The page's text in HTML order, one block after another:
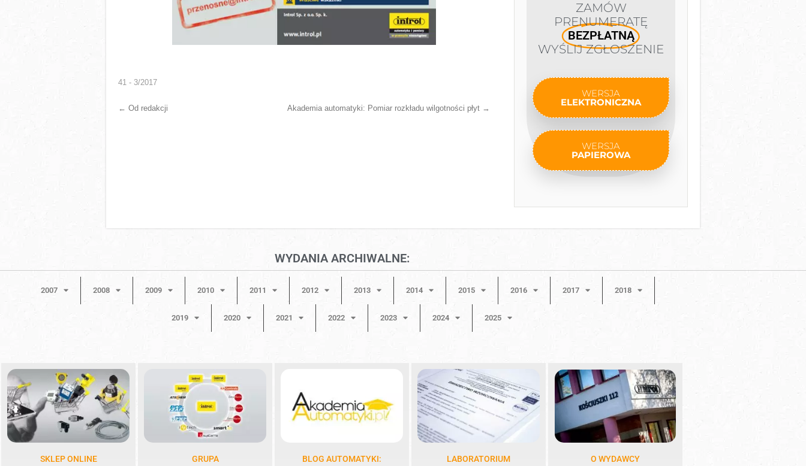
41 - 3/2017
← Od redakcji Akademia automatyki: Pomiar rozkładu wilgotności płyt →
ZAMÓW
PRENUMERATĘ
BEZPŁATNĄ
WYŚLIJ ZGŁOSZENIE
WERSJA
ELEKTRONICZNA
WERSJA
PAPIEROWA
WYDANIA ARCHIWALNE:
2007 2008 2009 2010 2011 2012 2013 2014 2015 2016 2017 2018
2019 2020 2021 2022 2023 2024 2025
SKLEP ONLINE
GRUPA
BLOG AUTOMATYKI:
LABORATORIUM
O WYDAWCY